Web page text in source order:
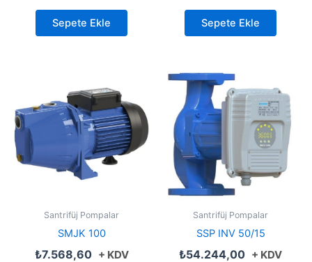
Sepete Ekle Sepete Ekle
Santrifüj Pompalar
SMJK 100
₺7.568,60 + KDV
Santrifüj Pompalar
SSP INV 50/15
₺54.244,00 + KDV